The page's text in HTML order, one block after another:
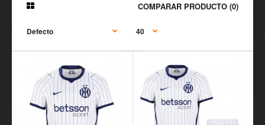
COMPARAR PRODUCTO (0)